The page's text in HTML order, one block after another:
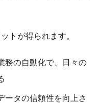
トが得られます。
務の自動化で、日々の
ータの信頼性を向上さ